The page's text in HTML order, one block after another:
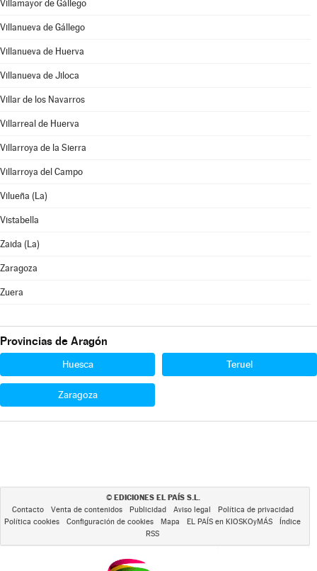
Villamayor de Gállego
Villanueva de Gállego
Villanueva de Huerva
Villanueva de Jiloca
Villar de los Navarros
Villarreal de Huerva
Villarroya de la Sierra
Villarroya del Campo
Vilueña (La)
Vistabella
Zaida (La)
Zaragoza
Zuera
Provincias de Aragón
Huesca Teruel
Zaragoza
© EDICIONES EL PAÍS S.L.
Contacto Venta de contenidos Publicidad Aviso legal
Política de privacidad
Política cookies
Configuración de cookies Mapa EL PAÍS en KIOSKOyMÁS
Índice
RSS